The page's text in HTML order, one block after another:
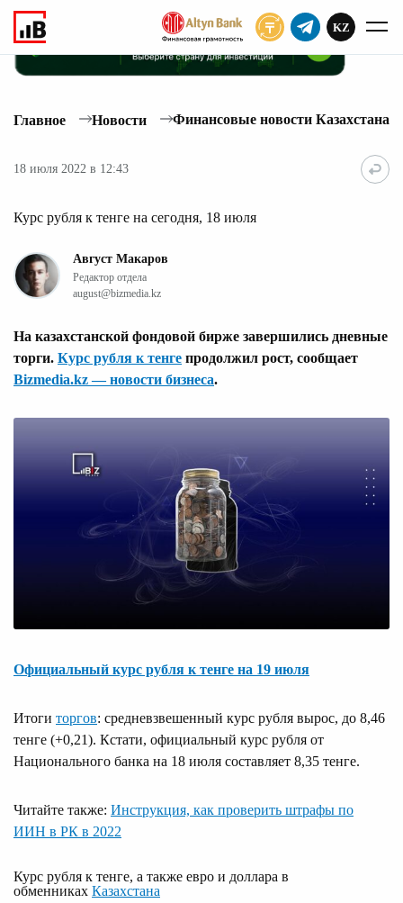
KZ
Главное Новости Финансовые новости Казахстана
18 июля 2022 в 12:43
Курс рубля к тенге на сегодня, 18 июля
Август Макаров
Редактор отдела
august@bizmedia.kz
На казахстанской фондовой бирже завершились дневные
торги. Курс рубля к тенге продолжил рост, сообщает
Bizmedia.kz — новости бизнеса.
Официальный курс рубля к тенге на 19 июля
Итоги торгов: средневзвешенный курс рубля вырос, до 8,46
тенге (+0,21). Кстати, официальный курс рубля от
Национального банка на 18 июля составляет 8,35 тенге.
Читайте также: Инструкция, как проверить штрафы по
ИИН в РК в 2022
Курс рубля к тенге, а также евро и доллара в
обменниках Казахстана